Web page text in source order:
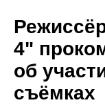
4"
об
съёмках